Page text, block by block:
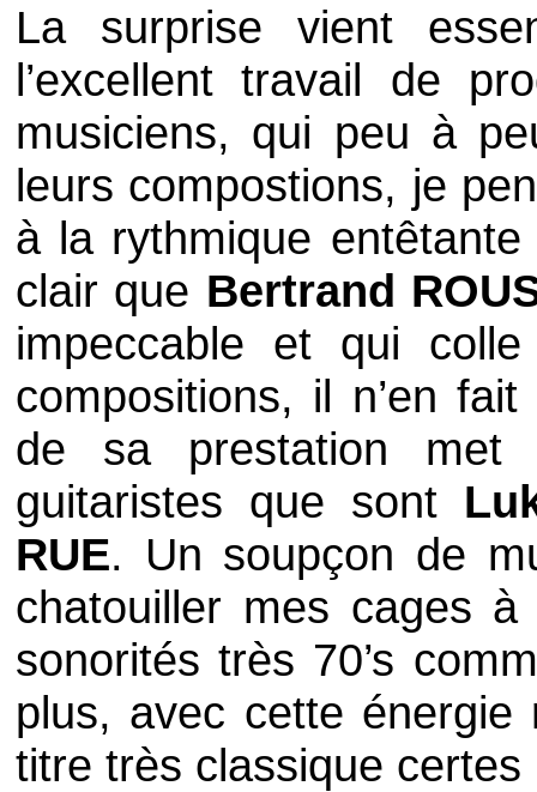
La surprise vient
l’excellent travail de
musiciens, qui peu à
leurs compostions, je
à la rythmique
clair que Bertrand
impeccable et qui
compositions, il n’en
de sa prestation met
guitaristes que sont
RUE. Un soupçon de
chatouiller mes cages
sonorités très 70’s
plus, avec cette
titre très classique